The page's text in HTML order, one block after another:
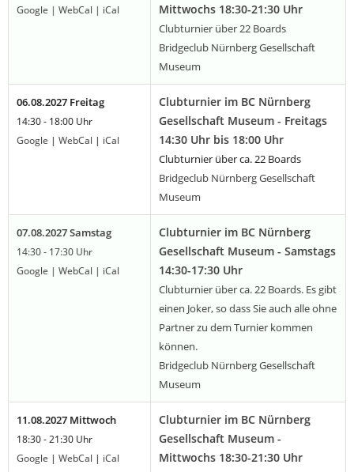
Google | WebCal | iCal
Mittwochs 18:30-21:30 Uhr
Clubturnier über 22 Boards
Bridgeclub Nürnberg Gesellschaft
Museum
06.08.2027 Freitag
14:30 - 18:00 Uhr
Google | WebCal | iCal
Clubturnier im BC Nürnberg
Gesellschaft Museum - Freitags
14:30 Uhr bis 18:00 Uhr
Clubturnier über ca. 22 Boards
Bridgeclub Nürnberg Gesellschaft
Museum
07.08.2027 Samstag
14:30 - 17:30 Uhr
Google | WebCal | iCal
Clubturnier im BC Nürnberg
Gesellschaft Museum - Samstags
14:30-17:30 Uhr
Clubturnier über ca. 22 Boards. Es gibt
einen Joker, so dass Sie auch alle ohne
Partner zu dem Turnier kommen
können.
Bridgeclub Nürnberg Gesellschaft
Museum
11.08.2027 Mittwoch
18:30 - 21:30 Uhr
Google | WebCal | iCal
Clubturnier im BC Nürnberg
Gesellschaft Museum -
Mittwochs 18:30-21:30 Uhr